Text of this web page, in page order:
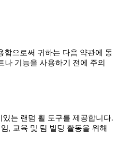
함으로써 귀하는 다음 약관에 동
나 기능을 사용하기 전에 주의
는 랜덤 휠 도구를 제공합니다.
, 교육 및 팀 빌딩 활동을 위해